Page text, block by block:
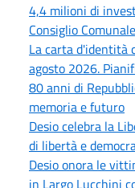
4,4 milioni di
Consiglio
La carta d'identità
agosto 2026.
80 anni di
memoria e futuro
Desio celebra la
di libertà e
Desio onora le